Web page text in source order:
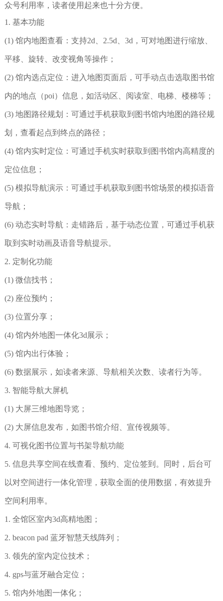
众号利用率，读者使用起来也十分方便。
1. 基本功能
(1) 馆内地图查看：支持2d、2.5d、3d，可对地图进行缩放、
平移、旋转、改变视角等操作；
(2) 馆内选点定位：进入地图页面后，可手动点击选取图书馆
内的地点（poi）信息，如活动区、阅读室、电梯、楼梯等；
(3) 地图路径规划：可通过手机获取到图书馆内地图的路径规
划，查看起点到终点的路径；
(4) 馆内实时定位：可通过手机实时获取到图书馆内高精度的
定位信息；
(5) 模拟导航演示：可通过手机获取到图书馆场景的模拟语音
导航；
(6) 动态实时导航：走错路后，基于动态位置，可通过手机获
取到实时动画及语音导航提示。
2. 定制化功能
(1) 微信找书；
(2) 座位预约；
(3) 位置分享；
(4) 馆内外地图一体化3d展示；
(5) 馆内出行体验；
(6) 数据展示，如读者来源、导航相关次数、读者行为等。
3. 智能导航大屏机
(1) 大屏三维地图导览；
(2) 大屏信息发布，如图书馆介绍、宣传视频等。
4. 可视化图书位置与书架导航功能
5. 信息共享空间在线查看、预约、定位签到。同时，后台可
以对空间进行一体化管理，获取全面的使用数据，有效提升
空间利用率。
1. 全馆区室内3d高精地图；
2. beacon pad 蓝牙智慧天线阵列；
3. 领先的室内定位技术；
4. gps与蓝牙融合定位；
5. 馆内外地图一体化；